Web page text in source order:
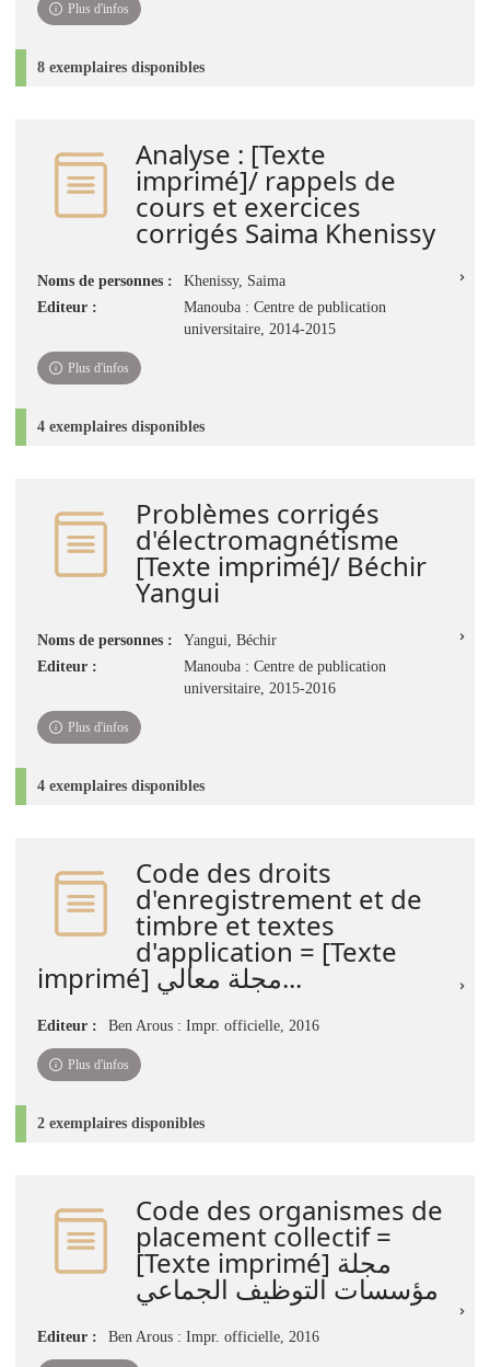
Plus d'infos
8 exemplaires disponibles
Analyse : [Texte
imprimé]/ rappels de
cours et exercices
corrigés Saima Khenissy
Noms de personnes :
Khenissy, Saima
Editeur :
Manouba : Centre de publication
universitaire, 2014-2015
Plus d'infos
4 exemplaires disponibles
Problèmes corrigés
d'électromagnétisme
[Texte imprimé]/ Béchir
Yangui
Noms de personnes :
Yangui, Béchir
Editeur :
Manouba : Centre de publication
universitaire, 2015-2016
Plus d'infos
4 exemplaires disponibles
Code des droits
d'enregistrement et de
timbre et textes
d'application = [Texte
imprimé] مجلة معالي...
Editeur : Ben Arous : Impr. officielle, 2016
Plus d'infos
2 exemplaires disponibles
Code des organismes de
placement collectif =
[Texte imprimé] مجلة
مؤسسات التوظيف الجماعي
Editeur : Ben Arous : Impr. officielle, 2016